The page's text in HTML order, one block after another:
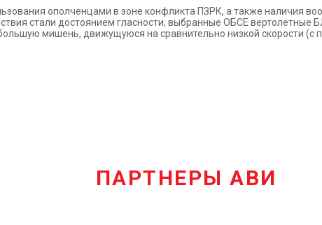
ополченцами в зоне конфликта ПЗРК, а также наличия
стали достоянием гласности, выбранные ОБСЕ вертолетные
мишень, движущуюся на сравнительно низкой скорости
ПАРТНЕРЫ АВИ